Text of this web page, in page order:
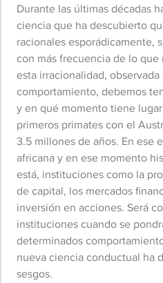
Durante las últimas décadas
ciencia que ha descubierto
racionales esporádicamente,
con más frecuencia de lo que
esta irracionalidad,
comportamiento, debemos
y en qué momento tiene
primeros primates con el
3.5 millones de años. En ese
africana y en ese momento
está, instituciones como la
de capital, los mercados
inversión en acciones. Será
instituciones cuando se
determinados
nueva ciencia conductual ha
sesgos.